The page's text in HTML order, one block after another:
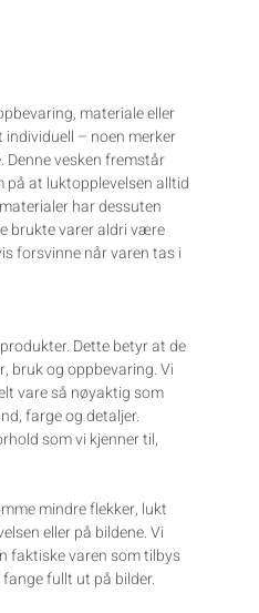
materiale eller
– noen merker
Denne vesken fremstår
på at luktopplevelsen alltid
har dessuten
brukte varer aldri være
forsvinne når varen tas i
Dette betyr at de
bruk og oppbevaring. Vi
vare så nøyaktig som
farge og detaljer.
som vi kjenner til,
mindre flekker, lukt
eller på bildene. Vi
faktiske varen som tilbys
fullt ut på bilder.